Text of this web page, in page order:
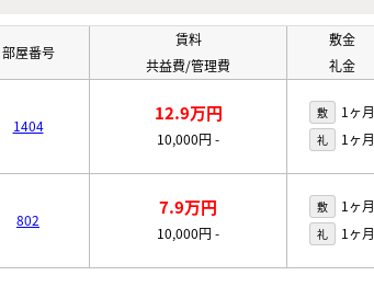
部屋番号
賃料
共益費/管理費
敷金
礼金
1404
12.9万円
10,000円 -
敷 1ヶ月
礼 1ヶ月
802
7.9万円
10,000円 -
敷 1ヶ月
礼 1ヶ月